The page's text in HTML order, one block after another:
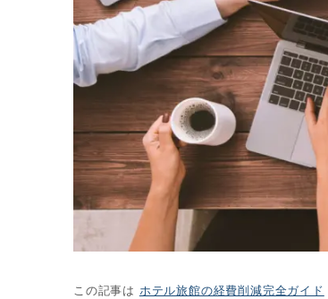
この記事は ホテル旅館の経費削減完全ガイド